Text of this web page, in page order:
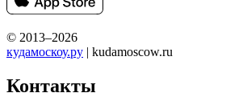
© 2013–2026
кудамоскоу.ру | kudamoscow.ru
Контакты